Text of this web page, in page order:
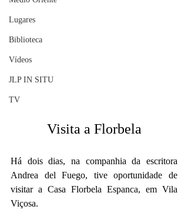
Lugares
Biblioteca
Vídeos
JLP IN SITU
TV
Visita a Florbela
Há dois dias, na companhia da escritora
Andrea del Fuego, tive oportunidade de
visitar a Casa Florbela Espanca, em Vila
Viçosa.